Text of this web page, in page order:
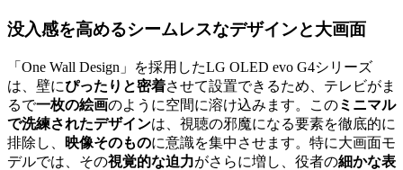
没入感を高めるシームレスなデザインと大画面
「One Wall Design」を採用したLG OLED evo G4シリーズ
は、壁にぴったりと密着させて設置できるため、テレビがま
るで一枚の絵画のように空間に溶け込みます。このミニマル
で洗練されたデザインは、視聴の邪魔になる要素を徹底的に
排除し、
映像そのものに意識を集中させます。特に大画面モ
デルでは、その視覚的な迫力がさらに増し、役者の細かな表